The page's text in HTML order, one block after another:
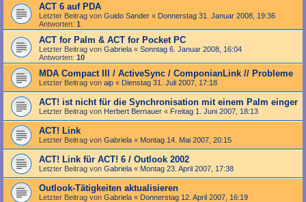
ACT 6 auf PDA
Letzter Beitrag von Guido Sander « Donnerstag 31. Januar 2008, 19:36
Antworten: 1
ACT for Palm & ACT for Pocket PC
Letzter Beitrag von Gabriela « Sonntag 6. Januar 2008, 16:04
Antworten: 10
MDA Compact III / ActiveSync / ComponianLink // Probleme
Letzter Beitrag von aip « Dienstag 31. Juli 2007, 17:18
ACT! ist nicht für die Synchronisation mit einem Palm einger
Letzter Beitrag von Herbert Bernauer « Freitag 1. Juni 2007, 18:13
ACT! Link
Letzter Beitrag von Gabriela « Montag 14. Mai 2007, 20:15
ACT! Link für ACT! 6 / Outlook 2002
Letzter Beitrag von Gabriela « Montag 23. April 2007, 17:38
Outlook-Tätigkeiten aktualisieren
Letzter Beitrag von Gabriela « Donnerstag 12. April 2007, 16:19